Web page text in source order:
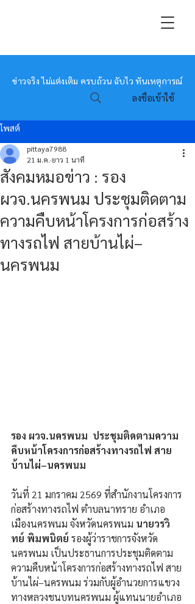
หมอข่าว
ข่าวจริง ไม่แต่งเติม ครบถ้วน ฉับไว ทันเหตุการณ์
ลงชื่อเข้าใช้
โพสต์
สังคมหมอข่าว : รอง
ผวจ.นครพนม ประชุมติดตาม
ความคืบหน้าโครงการก่อสร้าง
ทางรถไฟ สายบ้านไผ่–
นครพนม
pittaya7988
21 ม.ค. ยาว 1 นาที
รอง ผวจ.นครพนม  ประชุมติดตามความ
คืบหน้าโครงการก่อสร้างทางรถไฟ สาย
บ้านไผ่–นครพนม
วันที่ 21 มกราคม 2569 ที่สำนักงานโครงการ
ก่อสร้างทางรถไฟ ตำบลนาทราย อำเภอ
เมืองนครพนม จังหวัดนครพนม นายวรวิ
ทย์ พิมพนิตย์ รองผู้ว่าราชการจังหวัด
นครพนม เป็นประธานการประชุมติดตาม
ความคืบหน้าโครงการก่อสร้างทางรถไฟ สาย
บ้านไผ่–นครพนม ร่วมกับผู้อำนวยการแขวง
ทางหลวงชนบทนครพนม ผู้แทนนายอำเภอ